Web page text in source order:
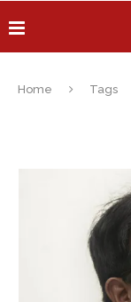
Home Tags